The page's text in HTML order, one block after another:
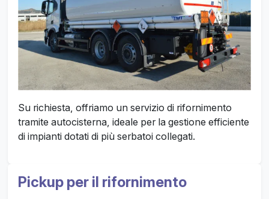
Su richiesta, offriamo un servizio di rifornimento
tramite autocisterna, ideale per la gestione efficiente
di impianti dotati di più serbatoi collegati.
Pickup per il rifornimento